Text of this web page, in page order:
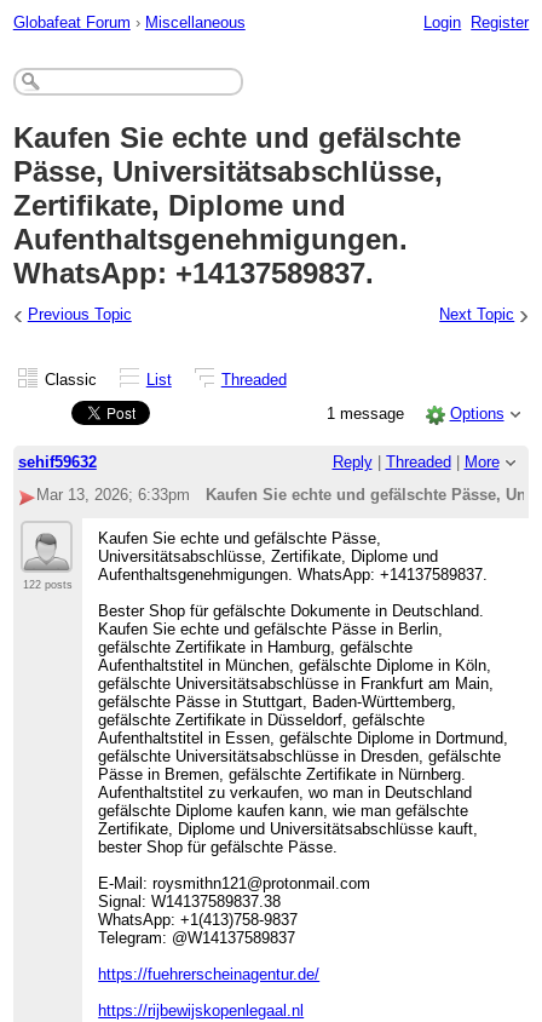
Globafeat Forum › Miscellaneous Login Register
Kaufen Sie echte und gefälschte
Pässe, Universitätsabschlüsse,
Zertifikate, Diplome und
Aufenthaltsgenehmigungen.
WhatsApp: +14137589837.
‹ Previous Topic Next Topic ›
Classic List
Threaded
1 message
Options
sehif59632 Reply| Threaded
More
Mar 13, 2026; 6:33pm
Kaufen Sie echte und gefälschte Pässe,
122 posts
Kaufen Sie echte und gefälschte Pässe,
Universitätsabschlüsse, Zertifikate, Diplome und
Aufenthaltsgenehmigungen. WhatsApp: +14137589837.
Bester Shop für gefälschte Dokumente in Deutschland.
Kaufen Sie echte und gefälschte Pässe in Berlin,
gefälschte Zertifikate in Hamburg, gefälschte
Aufenthaltstitel in München, gefälschte Diplome in Köln,
gefälschte Universitätsabschlüsse in Frankfurt am Main,
gefälschte Pässe in Stuttgart, Baden-Württemberg,
gefälschte Zertifikate in Düsseldorf, gefälschte
Aufenthaltstitel in Essen, gefälschte Diplome in Dortmund,
gefälschte Universitätsabschlüsse in Dresden, gefälschte
Pässe in Bremen, gefälschte Zertifikate in Nürnberg.
Aufenthaltstitel zu verkaufen, wo man in Deutschland
gefälschte Diplome kaufen kann, wie man gefälschte
Zertifikate, Diplome und Universitätsabschlüsse kauft,
bester Shop für gefälschte Pässe.
E-Mail: roysmithn121@protonmail.com
Signal: W14137589837.38
WhatsApp: +1(413)758-9837
Telegram: @W14137589837
https://fuehrerscheinagentur.de/
https://rijbewijskopenlegaal.nl